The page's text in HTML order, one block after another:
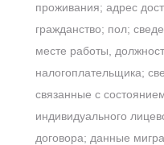
проживания; адрес
гражданство; пол;
месте работы,
налогоплательщика;
связанные с
индивидуального
договора; данные